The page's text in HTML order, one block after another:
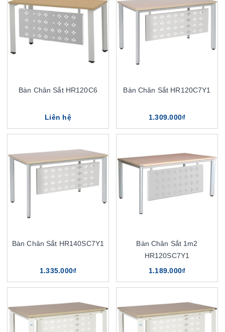
Bàn Chân Sắt HR120C6
Liên hệ
Bàn Chân Sắt HR120C7Y1
1.309.000₫
Bàn Chân Sắt HR140SC7Y1
1.335.000₫
Bàn Chân Sắt 1m2
HR120SC7Y1
1.189.000₫